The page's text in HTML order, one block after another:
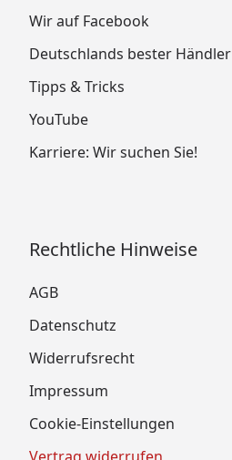
Wir auf Facebook
Deutschlands bester Händler
Tipps & Tricks
YouTube
Karriere: Wir suchen Sie!
Rechtliche Hinweise
AGB
Datenschutz
Widerrufsrecht
Impressum
Cookie-Einstellungen